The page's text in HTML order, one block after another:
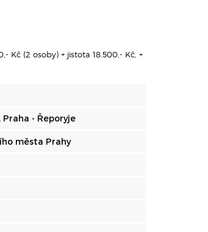
Kč (2 osoby) + jistota 18.500,- Kč, +
Praha - Řeporyje
města Prahy